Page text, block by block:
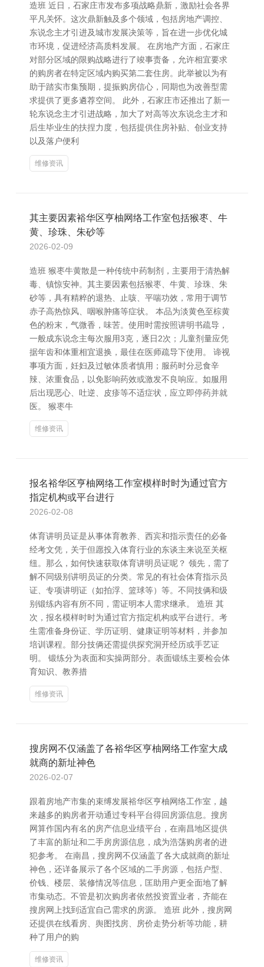
造班 近日，石家庄市发布多项战略鼎新，激励社会各界
平凡关怀。这次鼎新触及多个领域，包括房地产调控、
东说念主才引进及城市发展决策等，旨在进一步优化城
市环境，促进经济高质料发展。 在房地产方面，石家庄
对部分区域的限购战略进行了竣事责备，允许相宜要求
的购房者在特定区域内购买第二套住房。此举被以为有
助于踏实市集预期，提振购房信心，同期也为改善型需
求提供了更多遴荐空间。 此外，石家庄市还推出了新一
轮东说念主才引进战略，加大了对高等次东说念主才和
后生毕业生的扶捏力度，包括提供住房补贴、创业支持
以及落户便利
维修资讯
其主要因素裕华区亨柚网络工作室包括猴枣、牛
黄、珍珠、朱砂等
2026-02-09
造班 猴枣牛黄散是一种传统中药制剂，主要用于清热解
毒、镇惊安神。其主要因素包括猴枣、牛黄、珍珠、朱
砂等，具有精粹的退热、止咳、平喘功效，常用于调节
赤子高热惊风、咽喉肿痛等症状。 本品为淡黄色至棕黄
色的粉末，气微香，味苦。使用时需按照讲明书疏导，
一般成东说念主每次服用3克，逐日2次；儿童剂量应凭
据年齿和体重相宜退换，最佳在医师疏导下使用。 谛视
事项方面，妊妇及过敏体质者慎用；服药时分忌食辛
辣、浓重食品，以免影响药效或激发不良响应。如服用
后出现恶心、吐逆、皮疹等不适症状，应立即停药并就
医。 猴枣牛
维修资讯
报名裕华区亨柚网络工作室模样时时为通过官方
指定机构或平台进行
2026-02-08
体育讲明员证是从事体育教养、西宾和指示责任的必备
经考文凭，关于但愿投入体育行业的东谈主来说至关枢
纽。那么，如何快速获取体育讲明员证呢？ 领先，需了
解不同级别讲明员证的分类。常见的有社会体育指示员
证、专项讲明证（如拍浮、篮球等）等。不同技俩和级
别锻练内容有所不同，需证明本人需求继承。 造班 其
次，报名模样时时为通过官方指定机构或平台进行。考
生需准备身份证、学历证明、健康证明等材料，并参加
培训课程。部分技俩还需提供探究洞开经历或手艺证
明。 锻练分为表面和实操两部分。表面锻练主要检会体
育知识、教养措
维修资讯
搜房网不仅涵盖了各裕华区亨柚网络工作室大成
就商的新址神色
2026-02-07
跟着房地产市集的束缚发展裕华区亨柚网络工作室，越
来越多的购房者开动通过专科平台得回房源信息。搜房
网算作国内有名的房产信息业绩平台，在南昌地区提供
了丰富的新址和二手房房源信息，成为浩荡购房者的进
犯参考。 在南昌，搜房网不仅涵盖了各大成就商的新址
神色，还详备展示了各个区域的二手房源，包括户型、
价钱、楼层、装修情况等信息，匡助用户更全面地了解
市集动态。不管是初次购房者依然投资置业者，齐能在
搜房网上找到适宜自己需求的房源。 造班 此外，搜房网
还提供在线看房、舆图找房、房价走势分析等功能，耕
种了用户的购
维修资讯